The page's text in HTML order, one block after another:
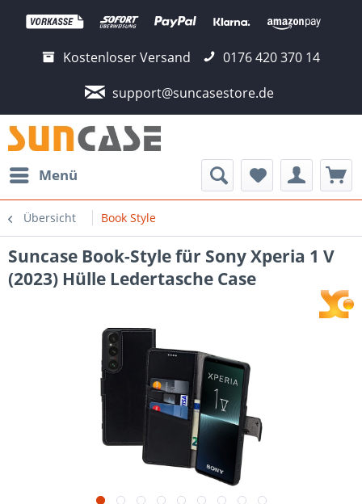
Kostenloser Versand
0176 420 370 14
support@suncasestore.de
Menü
Übersicht Book Style
Suncase Book-Style für Sony Xperia 1 V
(2023) Hülle Ledertasche Case